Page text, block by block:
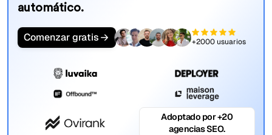
automático.
Comenzar gratis +2000 usuarios
Adoptado por +20
agencias SEO.